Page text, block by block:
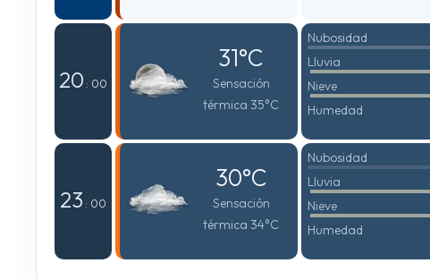
20 : 00
31°C
Sensación
térmica 35°C
Nubosidad
Lluvia
Nieve
Humedad
23 : 00
30°C
Sensación
térmica 34°C
Nubosidad
Lluvia
Nieve
Humedad